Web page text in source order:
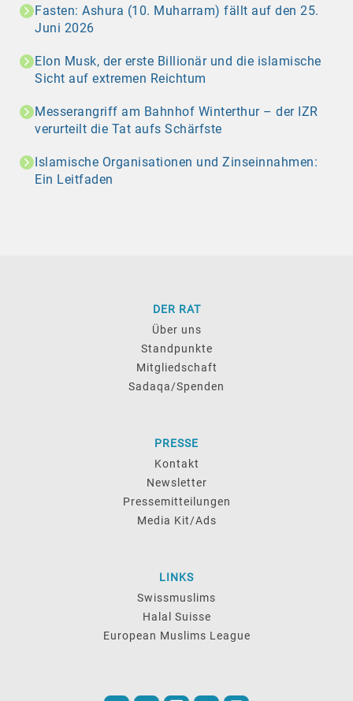
Fasten: Ashura (10. Muharram) fällt auf den 25.
Juni 2026
Elon Musk, der erste Billionär und die islamische
Sicht auf extremen Reichtum
Messerangriff am Bahnhof Winterthur – der IZR
verurteilt die Tat aufs Schärfste
Islamische Organisationen und Zinseinnahmen:
Ein Leitfaden
DER RAT
Über uns
Standpunkte
Mitgliedschaft
Sadaqa/Spenden
PRESSE
Kontakt
Newsletter
Pressemitteilungen
Media Kit/Ads
LINKS
Swissmuslims
Halal Suisse
European Muslims League